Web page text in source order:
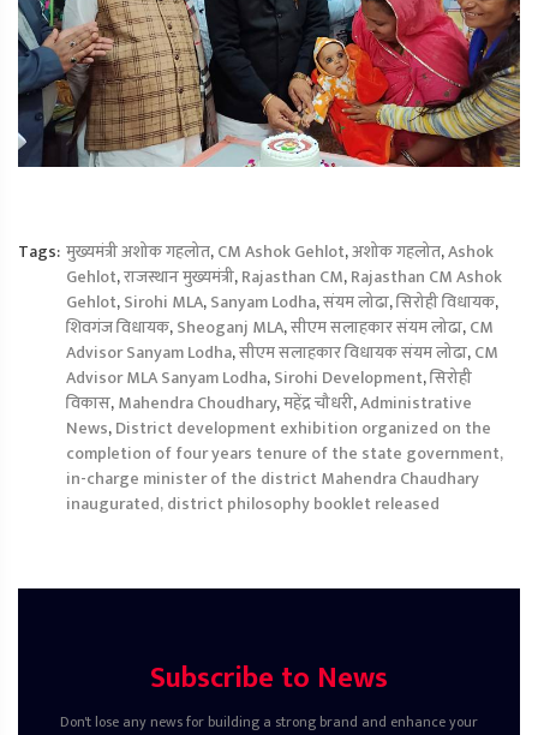
Tags: मुख्यमंत्री अशोक गहलोत,CM Ashok Gehlot,अशोक गहलोत,Ashok
Gehlot,राजस्‍थान मुख्यमंत्री,Rajasthan CM,Rajasthan CM Ashok
Gehlot,Sirohi MLA,Sanyam Lodha,संयम लोढा,सिरोही विधायक,
शिवगंज विधायक,Sheoganj MLA,सीएम सलाहकार संयम लोढा,CM
Advisor Sanyam Lodha,सीएम सलाहकार विधायक संयम लोढा,CM
Advisor MLA Sanyam Lodha,Sirohi Development,सिरोही
विकास,Mahendra Choudhary,महेंद्र चौधरी,Administrative
News,District development exhibition organized on the
completion of four years tenure of the state government,
in-charge minister of the district Mahendra Chaudhary
inaugurated, district philosophy booklet released
Subscribe to News
Don't lose any news for building a strong brand and enhance your